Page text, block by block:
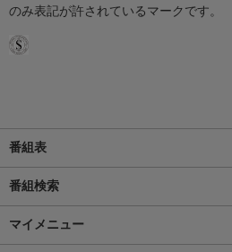
のみ表記が許されているマークです。
番組表
番組検索
マイメニュー